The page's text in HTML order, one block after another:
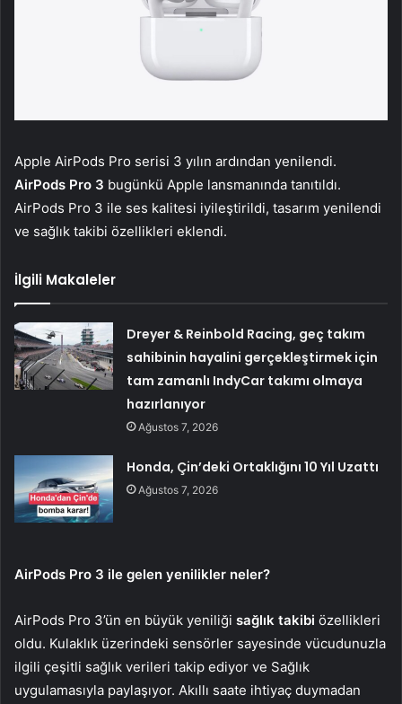
Apple AirPods Pro serisi 3 yılın ardından yenilendi.
AirPods Pro 3 bugünkü Apple lansmanında tanıtıldı.
AirPods Pro 3 ile ses kalitesi iyileştirildi, tasarım yenilendi
ve sağlık takibi özellikleri eklendi.
İlgili Makaleler
Dreyer & Reinbold Racing, geç takım
sahibinin hayalini gerçekleştirmek için
tam zamanlı IndyCar takımı olmaya
hazırlanıyor
Ağustos 7, 2026
Honda, Çin’deki Ortaklığını 10 Yıl Uzattı
Ağustos 7, 2026
AirPods Pro 3 ile gelen yenilikler neler?
AirPods Pro 3’ün en büyük yeniliği sağlık takibi özellikleri
oldu. Kulaklık üzerindeki sensörler sayesinde vücudunuzla
ilgili çeşitli sağlık verileri takip ediyor ve Sağlık
uygulamasıyla paylaşıyor. Akıllı saate ihtiyaç duymadan